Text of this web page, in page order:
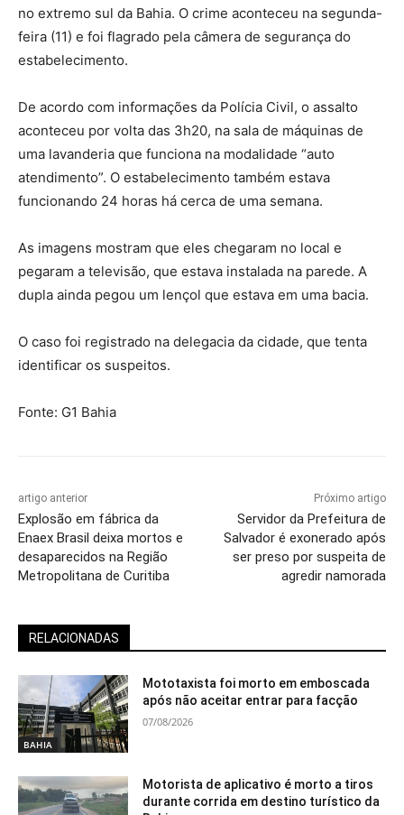
no extremo sul da Bahia. O crime aconteceu na segunda-
feira (11) e foi flagrado pela câmera de segurança do
estabelecimento.
De acordo com informações da Polícia Civil, o assalto
aconteceu por volta das 3h20, na sala de máquinas de
uma lavanderia que funciona na modalidade “auto
atendimento”. O estabelecimento também estava
funcionando 24 horas há cerca de uma semana.
As imagens mostram que eles chegaram no local e
pegaram a televisão, que estava instalada na parede. A
dupla ainda pegou um lençol que estava em uma bacia.
O caso foi registrado na delegacia da cidade, que tenta
identificar os suspeitos.
Fonte: G1 Bahia
artigo anterior
Explosão em fábrica da
Enaex Brasil deixa mortos e
desaparecidos na Região
Metropolitana de Curitiba
Próximo artigo
Servidor da Prefeitura de
Salvador é exonerado após
ser preso por suspeita de
agredir namorada
RELACIONADAS
BAHIA
Mototaxista foi morto em emboscada
após não aceitar entrar para facção
07/08/2026
Motorista de aplicativo é morto a tiros
durante corrida em destino turístico da